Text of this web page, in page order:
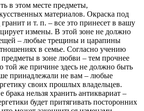
в этом месте предметы,
материалов. Окраска под
и т. п. – все это принесет в вашу
измены. В этой зоне не должно
– любые трещины и царапины
в семье. Согласно учению
в зоне любви – тем прочнее
той же причине здесь не должно быть
принадлежали не вам – любые
своих прошлых владельцев.
брака нельзя хранить антиквариат –
будет притягивать посторонних